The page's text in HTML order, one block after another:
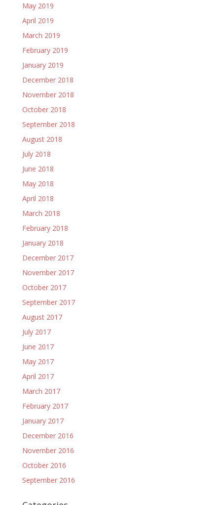
May 2019
April 2019
March 2019
February 2019
January 2019
December 2018
November 2018
October 2018
September 2018
August 2018
July 2018
June 2018
May 2018
April 2018
March 2018
February 2018
January 2018
December 2017
November 2017
October 2017
September 2017
August 2017
July 2017
June 2017
May 2017
April 2017
March 2017
February 2017
January 2017
December 2016
November 2016
October 2016
September 2016